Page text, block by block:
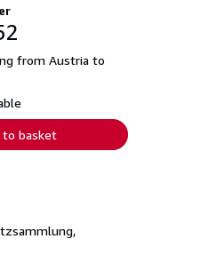
from Austria to
to basket